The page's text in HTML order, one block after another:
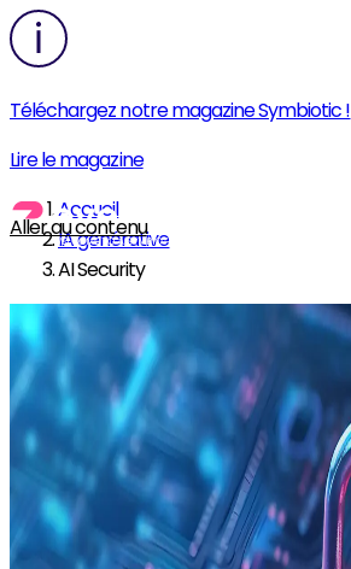
Téléchargez notre magazine Symbiotic !
Lire le magazine
Aller au contenu
Accueil
IA générative
AI Security